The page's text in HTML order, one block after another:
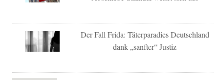
Der Fall Frida: Täterparadies Deutschland
dank „sanfter“ Justiz